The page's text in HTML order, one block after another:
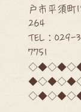
戸市平須町
264
TEL：029-
7751